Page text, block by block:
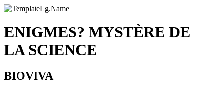
ENIGMES? MYSTÈRE DE
LA SCIENCE
BIOVIVA